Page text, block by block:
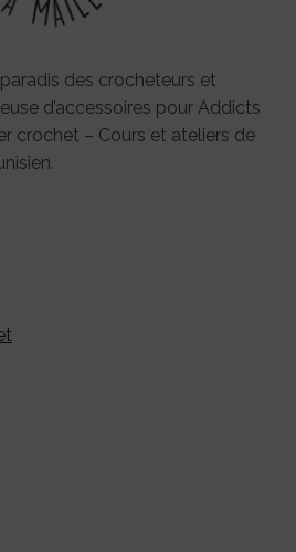
des crocheteurs et
d’accessoires pour Addicts
crochet – Cours et ateliers de